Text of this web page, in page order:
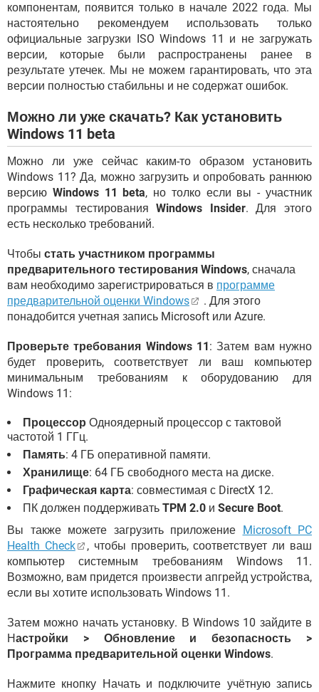
компонентам, появится только в начале 2022 года. Мы
настоятельно рекомендуем использовать только
официальные загрузки ISO Windows 11 и не загружать
версии, которые были распространены ранее в
результате утечек. Мы не можем гарантировать, что эта
версии полностью стабильны и не содержат ошибок.
Можно ли уже скачать? Как установить
Windows 11 beta
Можно ли уже сейчас каким-то образом установить
Windows 11? Да, можно загрузить и опробовать раннюю
версию Windows 11 beta, но толко если вы - участник
программы тестированияWindows Insider. Для этого
есть несколько требований.
Чтобы стать участником программы
предварительного тестирования Windows, сначала
вам необходимо зарегистрироваться в программе
предварительной оценки Windows
. Для этого
понадобится учетная запись Microsoft или Azure.
Проверьте требования Windows 11 : Затем вам нужно
будет проверить, соответствует ли ваш компьютер
минимальным требованиям к оборудованию для
Windows 11:
Процессор Одноядерный процессор с тактовой
частотой 1 ГГц.
Память: 4 ГБ оперативной памяти.
Хранилище: 64 ГБ свободного места на диске.
Графическая карта: совместимая с DirectX 12.
ПК должен поддерживать TPM 2.0 и Secure Boot.
Вы также можете загрузить приложение
Microsoft PC
Health Check
, чтобы проверить, соответствует ли ваш
компьютер системным требованиям Windows 11.
Возможно, вам придется произвести апгрейд устройства,
если вы хотите использовать Windows 11.
Затем можно начать установку. В Windows 10 зайдите в
Настройки > Обновление и безопасность >
Программа предварительной оценки Windows.
Нажмите кнопку Начать и подключите учётную запись